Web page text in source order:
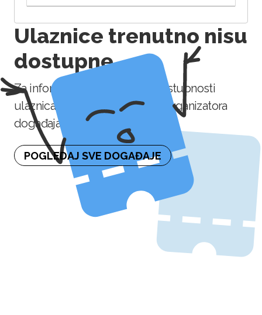
Ulaznice trenutno nisu
dostupne
Za informaciju o naknadnoj dostupnosti
ulaznica molimo kontaktirajte organizatora
događaja.
POGLEDAJ SVE DOGAĐAJE